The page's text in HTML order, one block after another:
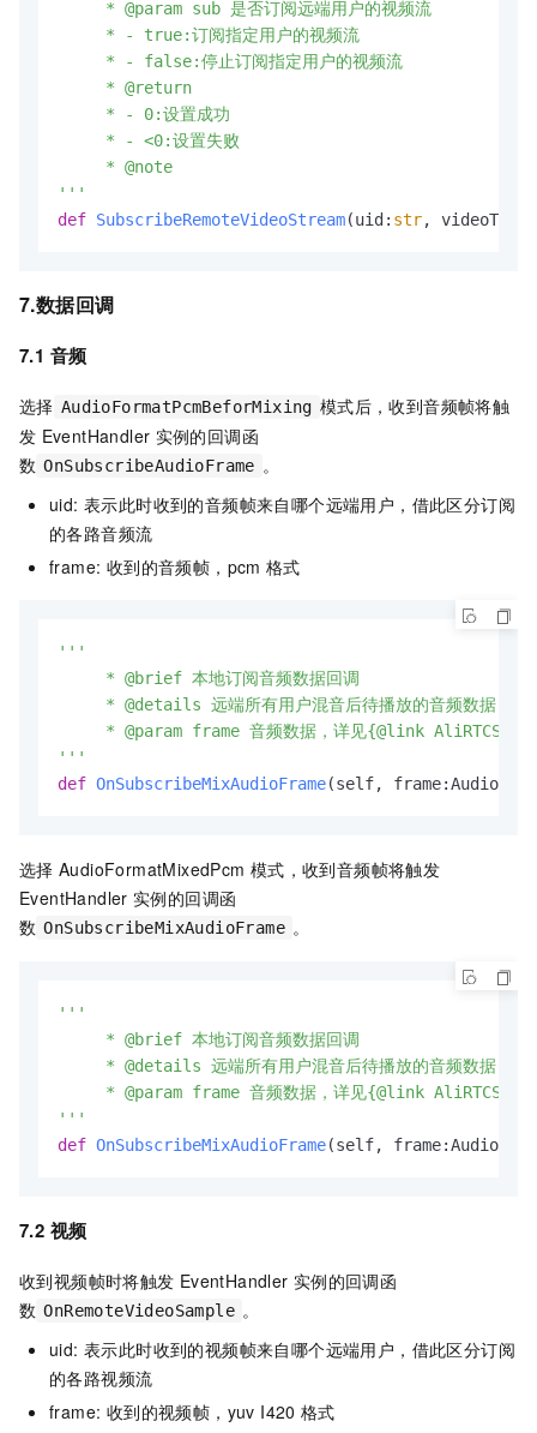
     * @param sub 是否订阅远端用户的视频流
     * - true:订阅指定用户的视频流
     * - false:停止订阅指定用户的视频流
     * @return
     * - 0:设置成功
     * - <0:设置失败
     * @note
'''
def SubscribeRemoteVideoStream(uid: str,
7.数据回调
7.1 音频
选择 AudioFormatPcmBeforMixing 模式后，收到音频帧将触
发 EventHandler 实例的回调函
数 OnSubscribeAudioFrame 。
uid: 表示此时收到的音频帧来自哪个远端用户，借此区分订阅
的各路音频流
frame: 收到的音频帧，pcm 格式
'''
     * @brief 本地订阅音频数据回调
* @details 远端所有用户混音后待播放的音频数据
* @param frame 音频数据，详见{@link
'''
def OnSubscribeMixAudioFrame(self,
选择 AudioFormatMixedPcm 模式，收到音频帧将触发
EventHandler 实例的回调函
数 OnSubscribeMixAudioFrame 。
'''
     * @brief 本地订阅音频数据回调
* @details 远端所有用户混音后待播放的音频数据
* @param frame 音频数据，详见{@link
'''
def OnSubscribeMixAudioFrame(self,
7.2 视频
收到视频帧时将触发 EventHandler 实例的回调函
数 OnRemoteVideoSample 。
uid: 表示此时收到的视频帧来自哪个远端用户，借此区分订阅
的各路视频流
frame: 收到的视频帧，yuv I420 格式